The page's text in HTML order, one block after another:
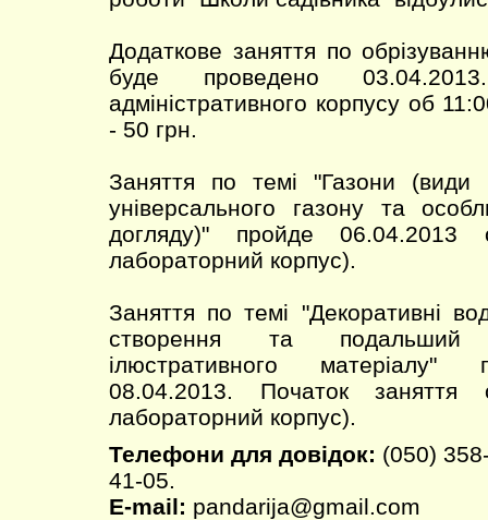
Додаткове заняття по
буде проведено
адміністративного корпусу об
- 50 грн.
Заняття по темі "Газони (види
універсального газону та
догляду)" пройде
лабораторний корпус).
Заняття по темі "Декоративні
створення та подальший
ілюстративного матеріалу"
08.04.2013. Початок
лабораторний корпус).
Телефони для довідок: (050)
41-05.
E-mail: pandarija@gmail.com